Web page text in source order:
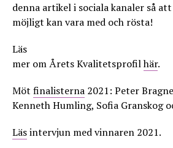
denna artikel i sociala kanaler så
möjligt kan vara med och rösta!
Läs
mer om Årets Kvalitetsprofilhär.
Möt finalisterna 2021: Peter
Kenneth Humling, Sofia Granskog
Läsintervjun med vinnaren 2021.